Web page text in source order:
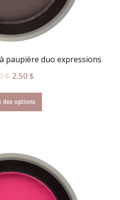
paupière duo expressions
$ 2.50 $
des options